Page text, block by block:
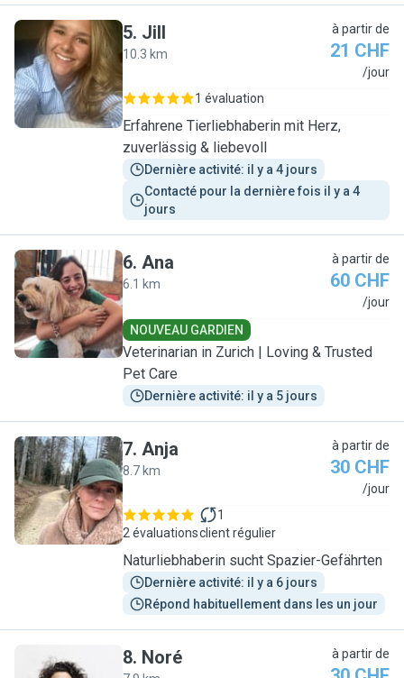
J
5. Jill
10.3 km
à partir de
21 CHF
/jour
1 évaluation
Erfahrene Tierliebhaberin mit Herz,
zuverlässig & liebevoll
Dernière activité: il y a 4 jours
Contacté pour la dernière fois il y a 4
jours
A
6. Ana
6.1 km
à partir de
60 CHF
/jour
NOUVEAU GARDIEN
Veterinarian in Zurich | Loving & Trusted
Pet Care
Dernière activité: il y a 5 jours
A
7. Anja
8.7 km
à partir de
30 CHF
/jour
2 évaluations
1
client régulier
Naturliebhaberin sucht Spazier-Gefährten
Dernière activité: il y a 6 jours
Répond habituellement dans les un jour
8. Noré à partir de